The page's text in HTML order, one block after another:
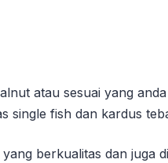
atau sesuai yang
single fish dan kardus
berkualitas dan juga